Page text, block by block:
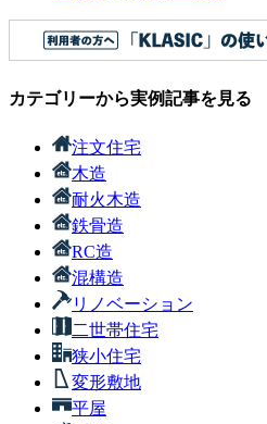
カテゴリーから実例記事を見る
注文住宅
木造
耐火木造
鉄骨造
RC造
混構造
リノベーション
二世帯住宅
狭小住宅
変形敷地
平屋